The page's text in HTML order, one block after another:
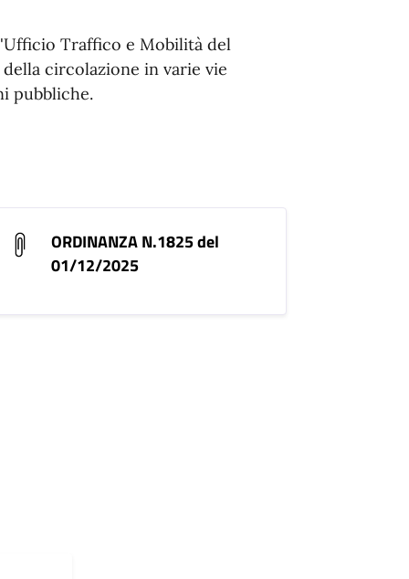
Traffico e Mobilità del
circolazione in varie vie
pubbliche.
ORDINANZA N.1825 del
01/12/2025